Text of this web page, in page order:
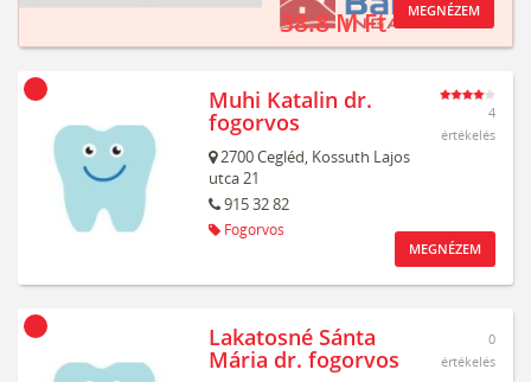
38.8 M Ft MEGNÉZEM
Muhi Katalin dr.
fogorvos
2700Cegléd, Kossuth Lajos
utca 21
915 32 82
Fogorvos
4
értékelés
MEGNÉZEM
Lakatosné Sánta
Mária dr. fogorvos
0
értékelés